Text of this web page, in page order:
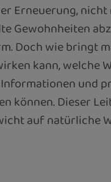
Erneuerung,
Gewohnheiten
Doch wie bringt
kann,
und
können. Dieser
auf natürliche